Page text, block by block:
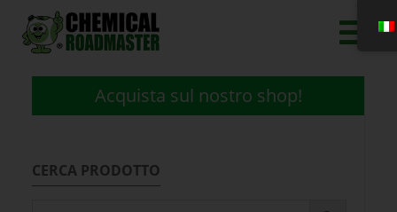
Acquista sul nostro shop!
CERCA PRODOTTO